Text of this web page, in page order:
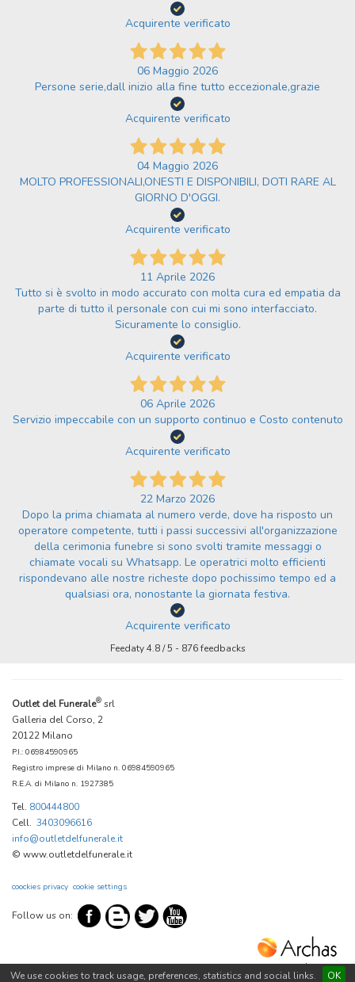
Acquirente verificato
06 Maggio 2026
Persone serie,dall inizio alla fine tutto eccezionale,grazie
Acquirente verificato
04 Maggio 2026
MOLTO PROFESSIONALI,ONESTI E DISPONIBILI, DOTI RARE AL
GIORNO D'OGGI.
Acquirente verificato
11 Aprile 2026
Tutto si è svolto in modo accurato con molta cura ed empatia da
parte di tutto il personale con cui mi sono interfacciato.
Sicuramente lo consiglio.
Acquirente verificato
06 Aprile 2026
Servizio impeccabile con un supporto continuo e Costo contenuto
Acquirente verificato
22 Marzo 2026
Dopo la prima chiamata al numero verde, dove ha risposto un
operatore competente, tutti i passi successivi all'organizzazione
della cerimonia funebre si sono svolti tramite messaggi o
chiamate vocali su Whatsapp. Le operatrici molto efficienti
rispondevano alle nostre richeste dopo pochissimo tempo ed a
qualsiasi ora, nonostante la giornata festiva.
Acquirente verificato
Feedaty4.8/5 - 876feedbacks
Outlet del Funerale® srl
Galleria del Corso, 2
20122 Milano
P.I.: 06984590965
Registro imprese di Milano n. 06984590965
R.E.A. di Milano n. 1927385
Tel. 800444800
Cell. 3403096616
info@outletdelfunerale.it
© www.outletdelfunerale.it
coockies privacy cookie settings
Follow us on:
www.archas.com
We use cookies to track usage, preferences, statistics and social links. OK